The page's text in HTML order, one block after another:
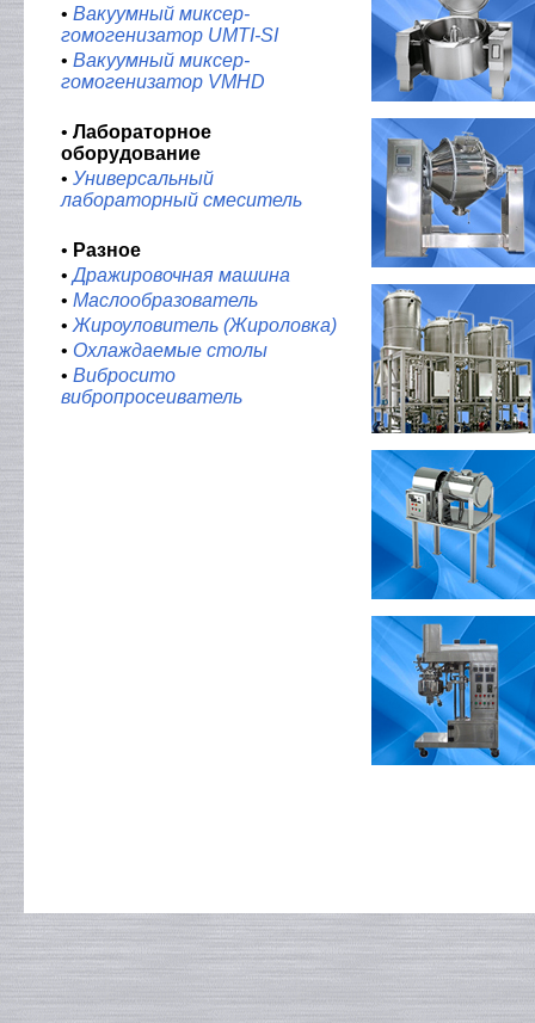
• Вакуумный миксер-
гомогенизатор UMTI-SI
• Вакуумный миксер-
гомогенизатор VMHD
• Лабораторное
оборудование
• Универсальный
лабораторный смеситель
• Разное
•Дражировочная машина
• Маслообразователь
• Жироуловитель (Жироловка)
• Охлаждаемые столы
• Вибросито
вибропросеиватель